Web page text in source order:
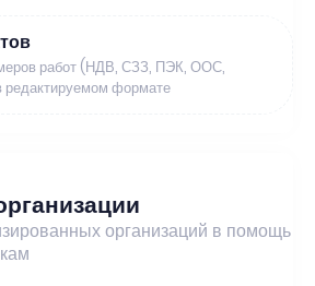
работ (НДВ, СЗЗ, ПЭК, ООС,
редактируемом формате
организаций в помощь